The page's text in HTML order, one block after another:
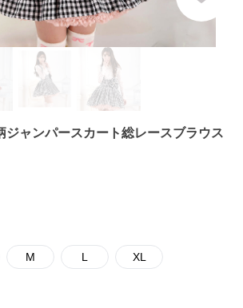
ジャンパースカート総レースブラウス
M L XL